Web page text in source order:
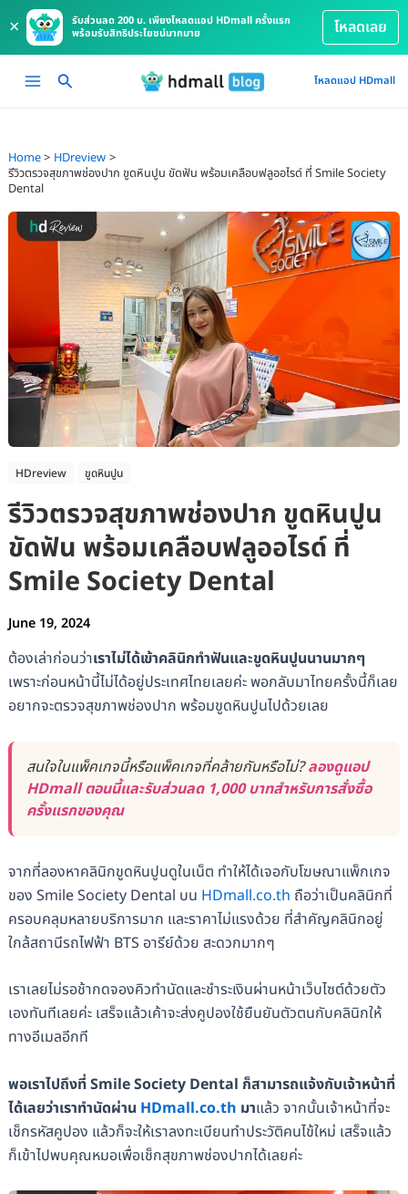
×
รับส่วนลด 200 บ. เพียงโหลดแอป HDmall ครั้งแรก
พร้อมรับสิทธิประโยชน์มากมาย
โหลดเลย
Main
โหลดแอป HDmall
Home
HDreview
รีวิวตรวจสุขภาพช่องปาก ขูดหินปูน ขัดฟัน พร้อมเคลือบฟลูออไรด์ ที่ Smile Society
Dental
HDreview ขูดหินปูน
รีวิวตรวจสุขภาพช่องปาก ขูดหินปูน
ขัดฟัน พร้อมเคลือบฟลูออไรด์ ที่
Smile Society Dental
June 19, 2024
ต้องเล่าก่อนว่าเราไม่ได้เข้าคลินิกทำฟันและขูดหินปูนนานมากๆ
เพราะก่อนหน้านี้ไม่ได้อยู่ประเทศไทยเลยค่ะ พอกลับมาไทยครั้งนี้ก็เลย
อยากจะตรวจสุขภาพช่องปาก พร้อมขูดหินปูนไปด้วยเลย
สนใจในแพ็คเกจนี้หรือแพ็คเกจที่คล้ายกันหรือไม่?ลองดูแอป
HDmall ตอนนี้และรับส่วนลด 1,000 บาทสำหรับการสั่งซื้อ
ครั้งแรกของคุณ
จากที่ลองหาคลินิกขูดหินปูนดูในเน็ต ทำให้ได้เจอกับโฆษณาแพ็กเกจ
ของ Smile Society Dental บน HDmall.co.th ถือว่าเป็นคลินิกที่
ครอบคลุมหลายบริการมาก และราคาไม่แรงด้วย ที่สำคัญคลินิกอยู่
ใกล้สถานีรถไฟฟ้า BTS อารีย์ด้วย สะดวกมากๆ
เราเลยไม่รอช้ากดจองคิวทำนัดและชำระเงินผ่านหน้าเว็บไซต์ด้วยตัว
เองทันทีเลยค่ะ เสร็จแล้วเค้าจะส่งคูปองใช้ยืนยันตัวตนกับคลินิกให้
ทางอีเมลอีกที
พอเราไปถึงที่ Smile Society Dental ก็สามารถแจ้งกับเจ้าหน้าที่
ได้เลยว่าเราทำนัดผ่าน HDmall.co.th มาแล้ว จากนั้นเจ้าหน้าที่จะ
เช็กรหัสคูปอง แล้วก็จะให้เราลงทะเบียนทำประวัติคนไข้ใหม่ เสร็จแล้ว
ก็เข้าไปพบคุณหมอเพื่อเช็กสุขภาพช่องปากได้เลยค่ะ